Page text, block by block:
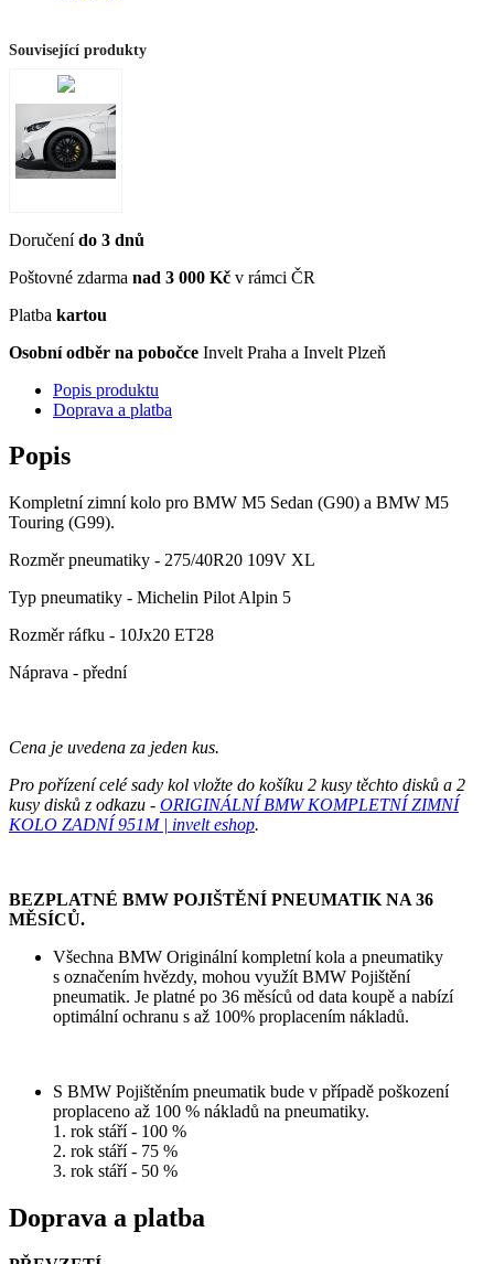
Související produkty
Doručenído 3 dnů
Poštovné zdarma nad 3 000 Kč v rámci ČR
Platba kartou
Osobní odběr na pobočce Invelt Praha a Invelt Plzeň
Popis produktu
Doprava a platba
Popis
Kompletní zimní kolo pro BMW M5 Sedan (G90) a BMW M5
Touring (G99).
Rozměr pneumatiky - 275/40R20 109V XL
Typ pneumatiky - Michelin Pilot Alpin 5
Rozměr ráfku - 10Jx20 ET28
Náprava - přední
Cena je uvedena za jeden kus.
Pro pořízení celé sady kol vložte do košíku 2 kusy těchto disků a 2
kusy disků z odkazu - ORIGINÁLNÍ BMW KOMPLETNÍ ZIMNÍ
KOLO ZADNÍ 951M | invelt eshop.
BEZPLATNÉ BMW POJIŠTĚNÍ PNEUMATIK NA 36
MĚSÍCŮ.
Všechna BMW Originální kompletní kola a pneumatiky
s označením hvězdy, mohou využít BMW Pojištění
pneumatik. Je platné po 36 měsíců od data koupě a nabízí
optimální ochranu s až 100% proplacením nákladů.
S BMW Pojištěním pneumatik bude v případě poškození
proplaceno až 100 % nákladů na pneumatiky.
1. rok stáří - 100 %
2. rok stáří - 75 %
3. rok stáří - 50 %
Doprava a platba